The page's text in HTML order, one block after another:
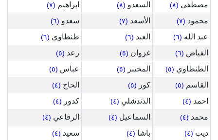
مصطفى (٨) السعدو (٨) ابراهيم (٧)
محمود (٧) الأسعد (٧) سعدو (٦)
عبد الله (٦) العبد (٦) طنطاوي (٦)
الفياض (٦) غزوان (٥) رعد (٥)
الطنطاوي (٥) المخيبر (٥) عباس (٥)
القاسم (٥) كور (٥) الحاج (٤)
احمد (٤) الدندشلي (٤) كدور (٤)
محمد (٤) السماعيل (٤) الرفاعي (٤)
ديب (٤) باشا (٤) سعيد (٤)